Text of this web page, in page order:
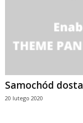
Samochód
20 lutego 2020